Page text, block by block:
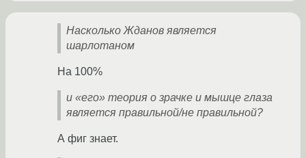
Насколько Жданов является
шарлотаном
На 100%
и «его» теория о зрачке и мышце глаза
является правильной/не правильной?
А фиг знает.